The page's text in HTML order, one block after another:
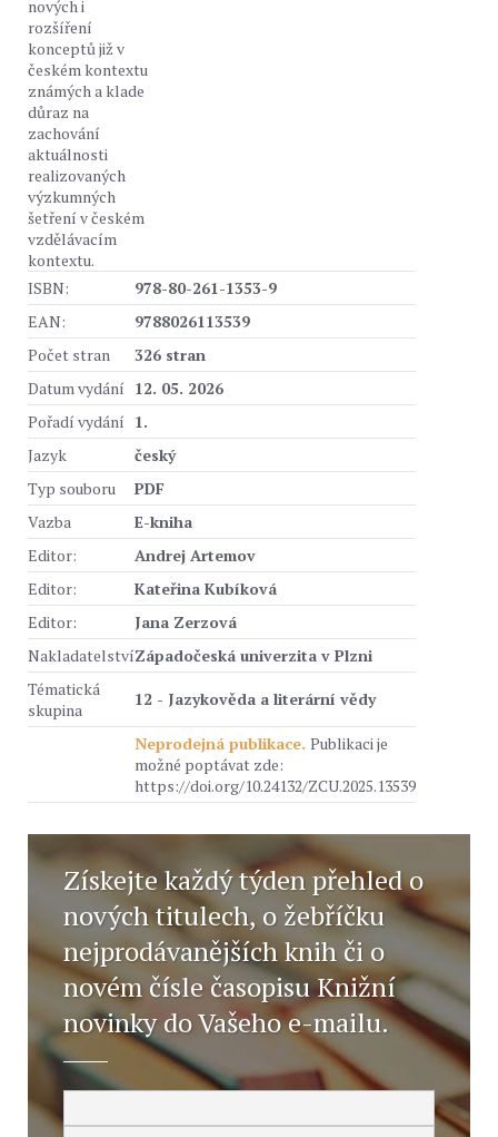
nových i
rozšíření
konceptů již v
českém kontextu
známých a klade
důraz na
zachování
aktuálnosti
realizovaných
výzkumných
šetření v českém
vzdělávacím
kontextu.
ISBN:
978-80-261-1353-9
EAN:
9788026113539
Počet stran
326 stran
Datum vydání 12. 05. 2026
Pořadí vydání 1.
Jazyk
český
Typ souboru
PDF
Vazba
E-kniha
Editor:
Andrej Artemov
Editor:
Kateřina Kubíková
Editor:
Jana Zerzová
NakladatelstvíZápadočeská univerzita v Plzni
Tématická
skupina
12 - Jazykověda a literární vědy
Neprodejná publikace. Publikaci je
možné poptávat zde:
https://doi.org/10.24132/ZCU.2025.13539
Získejte každý týden přehled o
nových titulech, o žebříčku
nejprodávanějších knih či o
novém čísle časopisu Knižní
novinky do Vašeho e-mailu.